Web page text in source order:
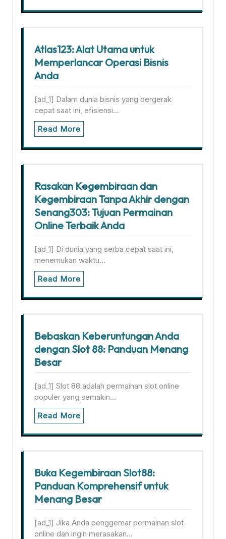
Atlas123: Alat Utama untuk
Memperlancar Operasi Bisnis
Anda
[ad_1] Dalam dunia bisnis yang bergerak
cepat saat ini, efisiensi…
Read More
Rasakan Kegembiraan dan
Kegembiraan Tanpa Akhir dengan
Senang303: Tujuan Permainan
Online Terbaik Anda
[ad_1] Di dunia yang serba cepat saat ini,
menemukan waktu…
Read More
Bebaskan Keberuntungan Anda
dengan Slot 88: Panduan Menang
Besar
[ad_1] Slot 88 adalah permainan slot online
populer yang semakin…
Read More
Buka Kegembiraan Slot88:
Panduan Komprehensif untuk
Menang Besar
[ad_1] Jika Anda penggemar permainan slot
online dan ingin merasakan…